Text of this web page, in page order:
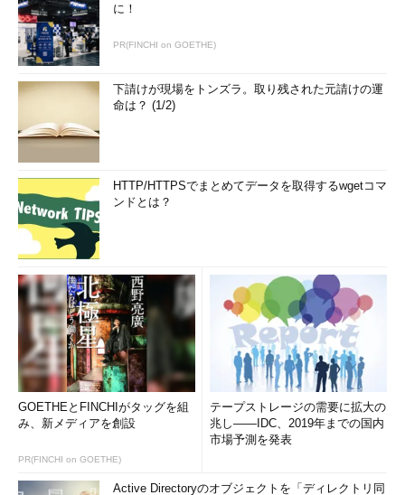
に！
PR(FINCHI on GOETHE)
下請けが現場をトンズラ。取り残された元請けの運
命は？ (1/2)
HTTP/HTTPSでまとめてデータを取得するwgetコマ
ンドとは？
GOETHEとFINCHIがタッグを組
み、新メディアを創設
PR(FINCHI on GOETHE)
テープストレージの需要に拡大の
兆し――IDC、2019年までの国内
市場予測を発表
Active Directoryのオブジェクトを「ディレクトリ同